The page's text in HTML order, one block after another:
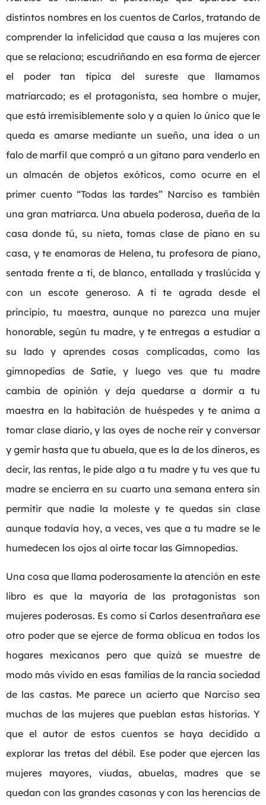
distintos nombres en los cuentos de Carlos, tratando de
comprender la infelicidad que causa a las mujeres con
que se relaciona; escudriñando en esa forma de ejercer
el poder tan típica del sureste que llamamos
matriarcado; es el protagonista, sea hombre o mujer,
que está irremisiblemente solo y a quien lo único que le
queda es amarse mediante un sueño, una idea o un
falo de marfil que compró a un gitano para venderlo en
un almacén de objetos exóticos, como ocurre en el
primer cuento “Todas las tardes” Narciso es también
una gran matriarca. Una abuela poderosa, dueña de la
casa donde tú, su nieta, tomas clase de piano en su
casa, y te enamoras de Helena, tu profesora de piano,
sentada frente a ti, de blanco, entallada y traslúcida y
con un escote generoso. A ti te agrada desde el
principio, tu maestra, aunque no parezca una mujer
honorable, según tu madre, y te entregas a estudiar a
su lado y aprendes cosas complicadas, como las
gimnopedias de Satie, y luego ves que tu madre
cambia de opinión y deja quedarse a dormir a tu
maestra en la habitación de huéspedes y te anima a
tomar clase diario, y las oyes de noche reír y conversar
y gemir hasta que tu abuela, que es la de los dineros, es
decir, las rentas, le pide algo a tu madre y tu ves que tu
madre se encierra en su cuarto una semana entera sin
permitir que nadie la moleste y te quedas sin clase
aunque todavía hoy, a veces, ves que a tu madre se le
humedecen los ojos al oírte tocar las Gimnopedias.
Una cosa que llama poderosamente la atención en este
libro es que la mayoría de las protagonistas son
mujeres poderosas. Es como si Carlos desentrañara ese
otro poder que se ejerce de forma oblicua en todos los
hogares mexicanos pero que quizá se muestre de
modo más vívido en esas familias de la rancia sociedad
de las castas. Me parece un acierto que Narciso sea
muchas de las mujeres que pueblan estas historias. Y
que el autor de estos cuentos se haya decidido a
explorar las tretas del débil. Ese poder que ejercen las
mujeres mayores, viudas, abuelas, madres que se
quedan con las grandes casonas y con las herencias de